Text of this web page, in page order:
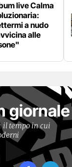
live Calma
a nudo
alle
giornale
il tempo in cui